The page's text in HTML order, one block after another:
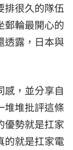
排很久的隊伍
郵輪最開心的
透露，日本與
感，並分享自
堆堆批評這條
優勢就是扛家
的就是扛家電